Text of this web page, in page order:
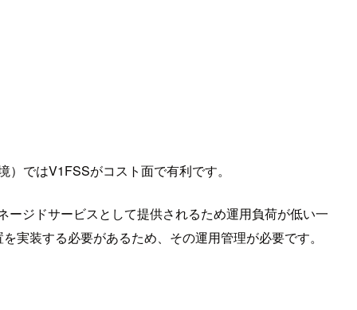
ではV1FSSがコスト面で有利です。
ジドサービスとして提供されるため運用負荷が低い一
実装する必要があるため、その運用管理が必要です。